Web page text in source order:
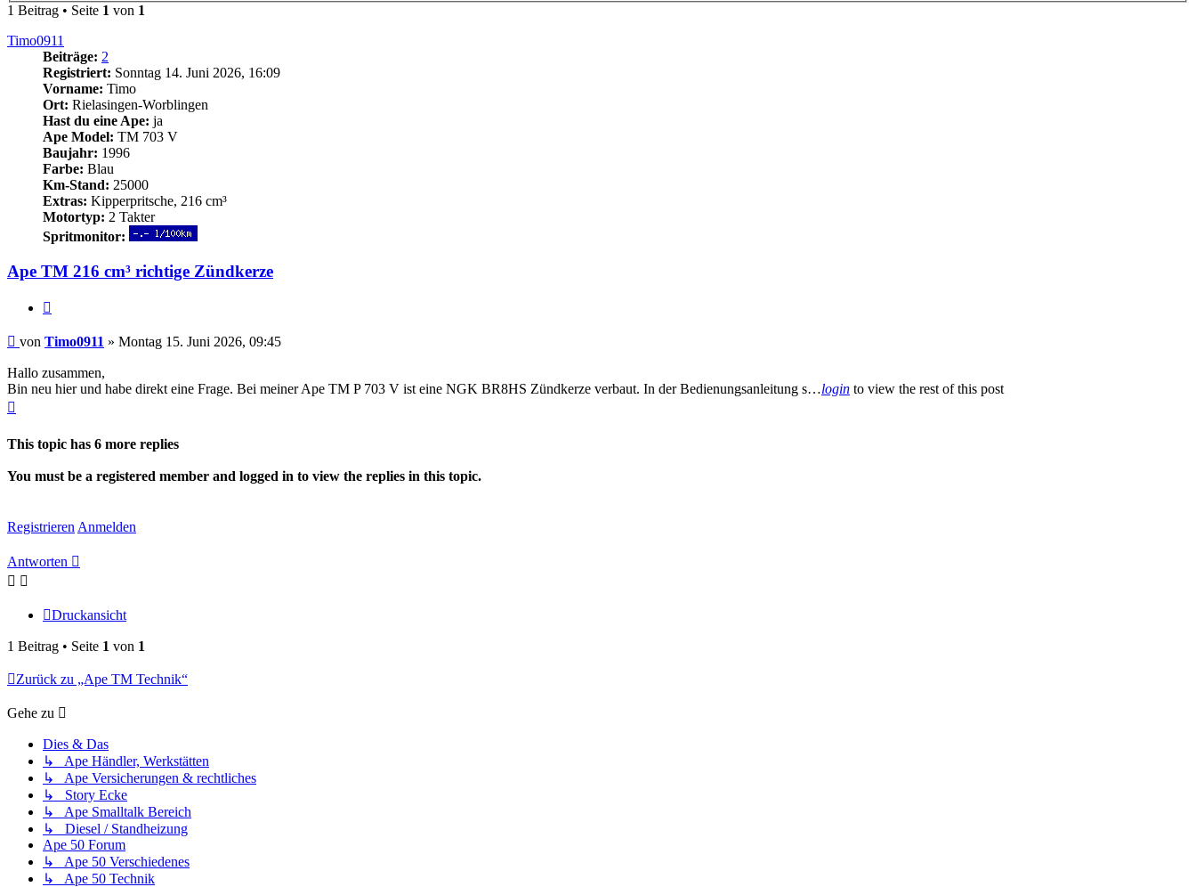
1 Beitrag • Seite 1 von 1
Timo0911
Beiträge: 2
Registriert: Sonntag 14. Juni 2026, 16:09
Vorname: Timo
Ort: Rielasingen-Worblingen
Hast du eine Ape: ja
Ape Model: TM 703 V
Baujahr: 1996
Farbe: Blau
Km-Stand: 25000
Extras: Kipperpritsche, 216 cm³
Motortyp: 2 Takter
Spritmonitor:
Ape TM 216 cm³ richtige Zündkerze
Beitrag
von Timo0911 » Montag 15. Juni 2026, 09:45
Hallo zusammen,
Bin neu hier und habe direkt eine Frage. Bei meiner Ape TM P 703 V ist eine NGK BR8HS Zündkerze verbaut. In der Bedienungsanleitung s…login to view the rest of this post
This topic has 6 more replies
You must be a registered member and logged in to view the replies in this topic.
Registrieren Anmelden
Antworten
Druckansicht
1 Beitrag • Seite 1 von 1
Zurück zu „Ape TM Technik“
Gehe zu
Dies & Das
↳ Ape Händler, Werkstätten
↳ Ape Versicherungen & rechtliches
↳ Story Ecke
↳ Ape Smalltalk Bereich
↳ Diesel / Standheizung
Ape 50 Forum
↳ Ape 50 Verschiedenes
↳ Ape 50 Technik